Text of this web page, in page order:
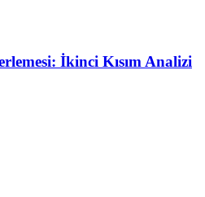
İkinci Kısım Analizi